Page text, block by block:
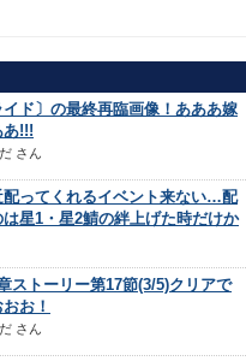
ド〕の最終再臨画像！あああ嫁
あ!!!
さん
ってくれるイベント来ない…配
星1・星2鯖の絆上げた時だけか
ストーリー第17節(3/5)クリアで
お！
さん